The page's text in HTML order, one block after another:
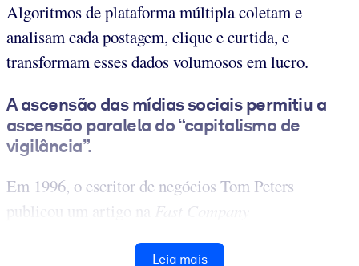
Algoritmos de plataforma múltipla coletam e
analisam cada postagem, clique e curtida, e
transformam esses dados volumosos em lucro.
A ascensão das mídias sociais permitiu a
ascensão paralela do “capitalismo de
vigilância”.
Em 1996, o escritor de negócios Tom Peters
publicou um artigo na
Fast Company
Leia mais